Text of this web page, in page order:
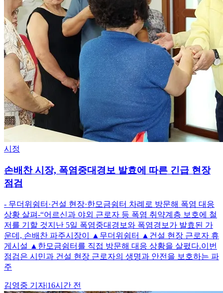
시정
손배찬 시장, 폭염중대경보 발효에 따른 긴급 현장
점검
- 무더위쉼터·건설 현장·한모금쉼터 차례로 방문해 폭염 대응
상황 살펴-“어르신과 야외 근로자 등 폭염 취약계층 보호에 철
저를 기할 것지난 5일 폭염중대경보와 폭염경보가 발효된 가
운데, 손배찬 파주시장이 ▲무더위쉼터 ▲건설 현장 근로자 휴
게시설 ▲한모금쉼터를 직접 방문해 대응 상황을 살폈다.이번
점검은 시민과 건설 현장 근로자의 생명과 안전을 보호하는 파
주
김영중 기자|16시간 전